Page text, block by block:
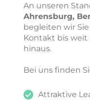
An unseren
Ahrensburg,
begleiten wir
Kontakt bis weit
hinaus.
Bei uns finden
Attraktive